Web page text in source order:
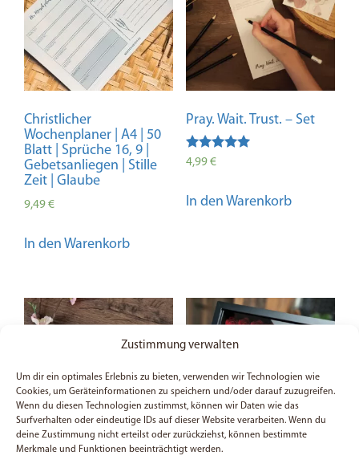
Zustimmung verwalten
Um dir ein optimales Erlebnis zu bieten, verwenden wir Technologien wie
Cookies, um Geräteinformationen zu speichern und/oder darauf zuzugreifen.
Wenn du diesen Technologien zustimmst, können wir Daten wie das
Surfverhalten oder eindeutige IDs auf dieser Website verarbeiten. Wenn du
deine Zustimmung nicht erteilst oder zurückziehst, können bestimmte
Merkmale und Funktionen beeinträchtigt werden.
Christlicher
Wochenplaner | A4 | 50
Blatt | Sprüche 16, 9 |
Gebetsanliegen | Stille
Zeit | Glaube
9,49€
In den Warenkorb
Pray. Wait. Trust. – Set
Bewertet mit
4,99€
In den Warenkorb